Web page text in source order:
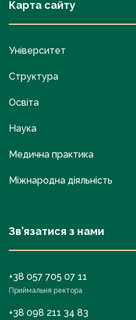
Карта сайту
Університет
Структура
Освіта
Наука
Медична практика
Міжнародна діяльність
Зв’язатися з нами
+38 057 705 07 11
Приймальня ректора
+38 098 211 34 83